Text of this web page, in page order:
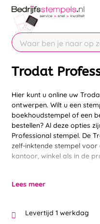
Chatbot
Chat 24/7
Contact
Trodat
Hier kunt u online uw
ontwerpen. Wilt u een
boekhoudstempel of een
bestellen? Al deze opties
Professional stempel. De
zelf-inktende stempel
kantoor, winkel als in de
Lees meer
Levertijd 1 werkdag